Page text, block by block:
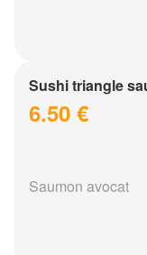
Sushi triangle
6.50 €
Saumon avocat